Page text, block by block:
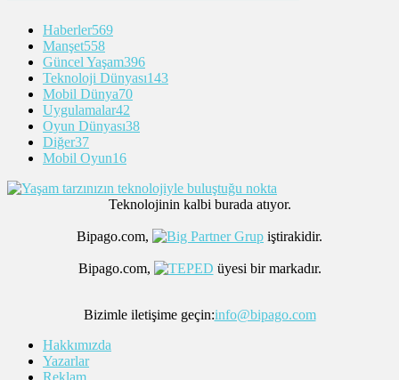
Haberler569
Manşet558
Güncel Yaşam396
Teknoloji Dünyası143
Mobil Dünya70
Uygulamalar42
Oyun Dünyası38
Diğer37
Mobil Oyun16
Teknolojinin kalbi burada atıyor.
Bipago.com, iştirakidir.
Bipago.com, üyesi bir markadır.
Bizimle iletişime geçin:info@bipago.com
Hakkımızda
Yazarlar
Reklam